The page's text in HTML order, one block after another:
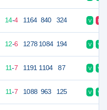
14-4 1164 840 324 V D
12-6 1278 1084 194 V V
11-7 1191 1104 87 V V
11-7 1088 963 125 V V